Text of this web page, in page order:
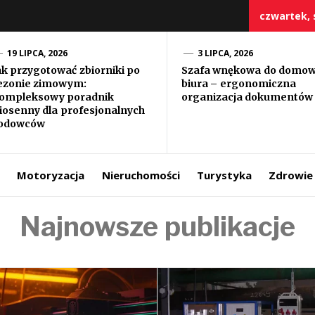
czwartek,
19 LIPCA, 2026
przygotować zbiorniki po
zimowym:
poradnik
dla profesjonalnych
3 LIPCA, 2026
Szafa wnękowa do
biura – ergonomiczna
organizacja dokumentów
Motoryzacja Nieruchomości Turystyka Zdrowie
Najnowsze publikacje